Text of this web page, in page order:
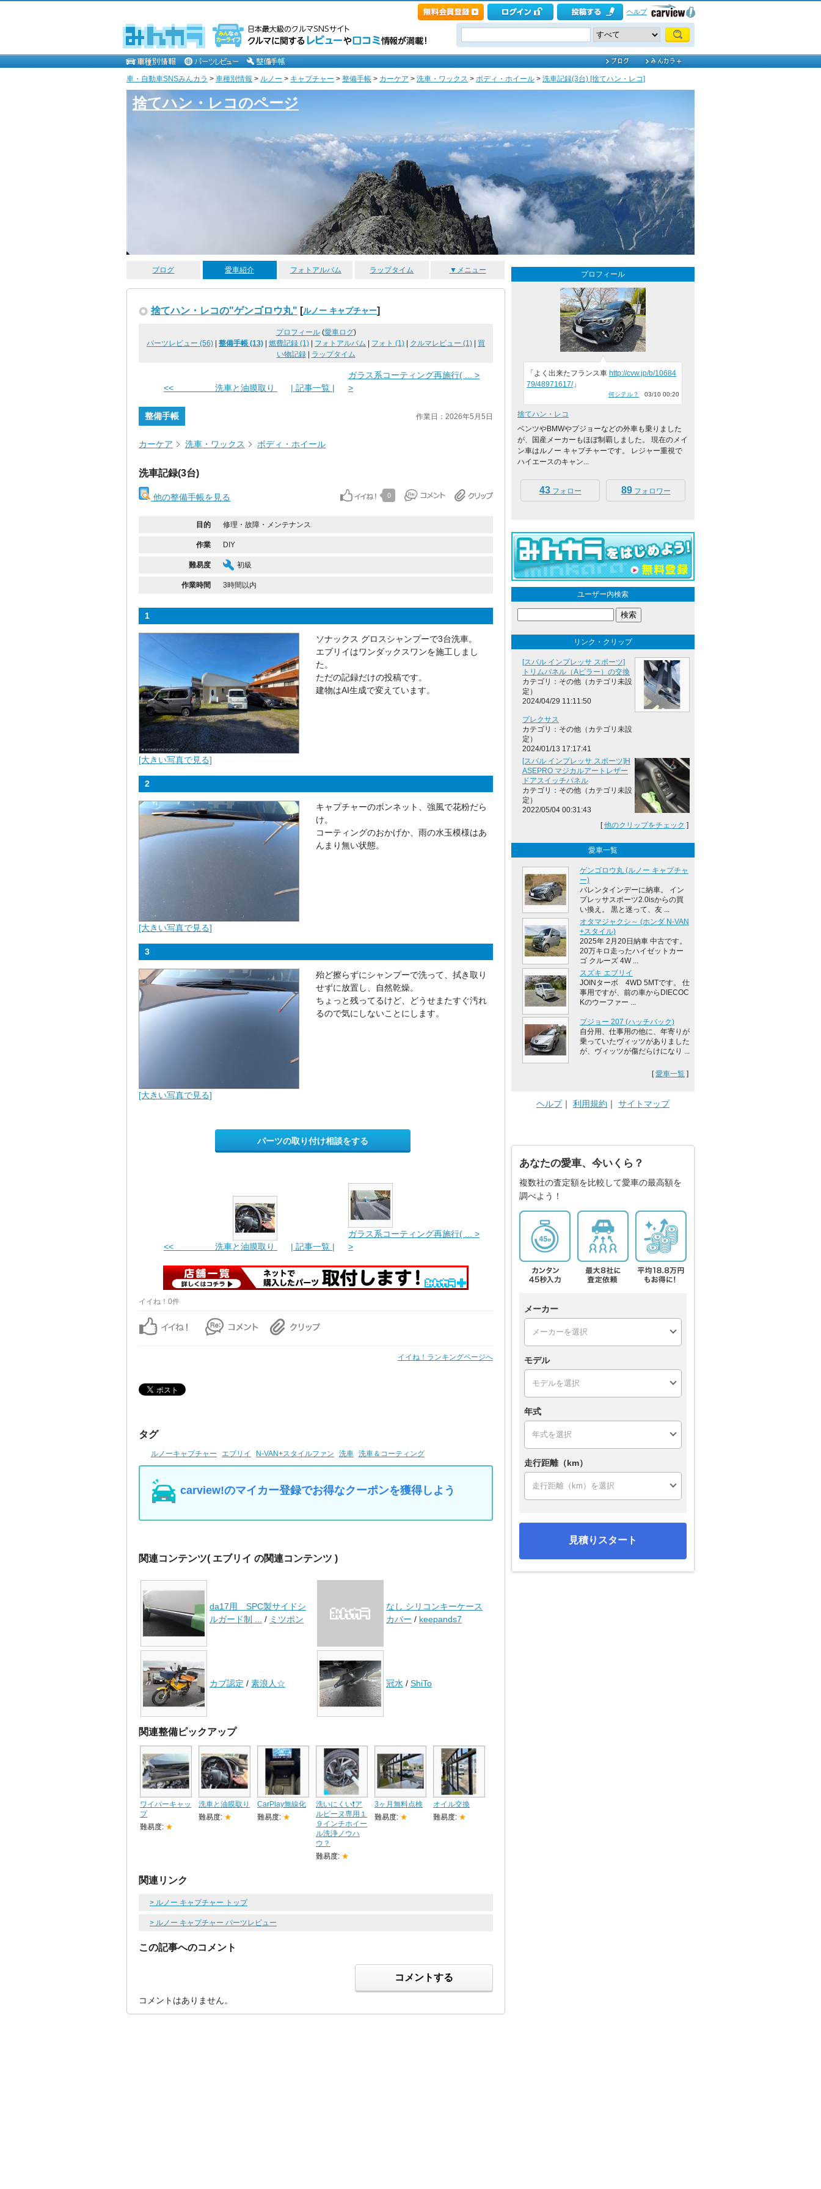
ヘルプ
車・自動車SNSみんカラ > 車種別情報 > ルノー > キャプチャー > 整備手帳 > カーケア > 洗車・ワックス > ボディ・ホイール > 洗車記録(3台) [捨てハン・レコ]
捨てハン・レコのページ
ブログ 愛車紹介 フォトアルバム ラップタイム ▼メニュー
捨てハン・レコの"ゲンゴロウ丸" [ルノー キャプチャー]
プロフィール(愛車ログ)
パーツレビュー (56)
整備手帳 (13) 燃費記録 (1) フォトアルバム フォト (1) クルマレビュー (1)
買
い物記録| ラップタイム
<< 洗車と油膜取り | 記事一覧 |
ガラス系コーティング再施行( ... >
>
整備手帳 作業日：2026年5月5日
カーケア 洗車・ワックス ボディ・ホイール
洗車記録(3台)
他の整備手帳を見る 0
目的 修理・故障・メンテナンス
作業 DIY
難易度 初級
作業時間 3時間以内
1
[大きい写真で見る]
ソナックス グロスシャンプーで3台洗車。
エブリイはワンダックスワンを施工しまし
た。
ただの記録だけの投稿です。
建物はAI生成で変えています。
2
[大きい写真で見る]
キャプチャーのボンネット、強風で花粉だら
け。
コーティングのおかげか、雨の水玉模様はあ
んまり無い状態。
3
[大きい写真で見る]
殆ど擦らずにシャンプーで洗って、拭き取り
せずに放置し、自然乾燥。
ちょっと残ってるけど、どうせまたすぐ汚れ
るので気にしないことにします。
パーツの取り付け相談をする
<< 洗車と油膜取り | 記事一覧 |
ガラス系コーティング再施行( ... >
>
イイね！0件
イイね！ランキングページへ
タグ
ルノーキャプチャー エブリイ N-VAN+スタイルファン 洗車 洗車＆コーティング
carview!のマイカー登録でお得なクーポンを獲得しよう
関連コンテンツ( エブリイ の関連コンテンツ )
da17用 SPC製サイドシ
ルガード制 ... / ミツポン
なし シリコンキーケース
カバー / keepands7
カブ認定 / 素浪人☆ 冠水 / ShiTo
関連整備ピックアップ
ワイパーキャッ
プ
難易度: ★
洗車と油膜取り
難易度: ★
CarPlay無線化
難易度: ★
洗いにくい❗ア
ルピーヌ専用１
９インチホイー
ル洗浄ノウハ
ウ？
難易度: ★
3ヶ月無料点検
難易度: ★
オイル交換
難易度: ★
関連リンク
> ルノー キャプチャー トップ
> ルノー キャプチャー パーツレビュー
この記事へのコメント
コメントする
コメントはありません。
プロフィール
「よく出来たフランス車 http://cvw.jp/b/10684
79/48971617/」
何シテル？ 03/10 00:20
捨てハン・レコ
ベンツやBMWやプジョーなどの外車も乗りました
が、国産メーカーもほぼ制覇しました。 現在のメイ
ン車はルノー キャプチャーです。 レジャー重視で
ハイエースのキャン...
43フォロー 89フォロワー
ユーザー内検索
リンク・クリップ
[スバル インプレッサ スポーツ]
トリムパネル（Aピラー）の交換
カテゴリ：その他（カテゴリ未設
定）
2024/04/29 11:11:50
プレクサス
カテゴリ：その他（カテゴリ未設
定）
2024/01/13 17:17:41
[スバル インプレッサ スポーツ]H
ASEPRO マジカルアートレザー
ドアスイッチパネル
カテゴリ：その他（カテゴリ未設
定）
2022/05/04 00:31:43
[他のクリップをチェック ]
愛車一覧
ゲンゴロウ丸 (ルノー キャプチャ
ー)
バレンタインデーに納車。 イン
プレッサスポーツ2.0isからの買
い換え。 黒と迷って、友 ...
オタマジャクシ～ (ホンダ N-VAN
+スタイル)
2025年 2月20日納車 中古です。
20万キロ走ったハイゼットカー
ゴ クルーズ 4W ...
スズキ エブリイ
JOINターボ 4WD 5MTです。 仕
事用ですが、前の車からDIECOC
Kのウーファー ...
プジョー 207 (ハッチバック)
自分用、仕事用の他に、年寄りが
乗っていたヴィッツがありました
が、ヴィッツが傷だらけになり ...
[愛車一覧 ]
ヘルプ｜ 利用規約 ｜ サイトマップ
あなたの愛車、今いくら？
複数社の査定額を比較して愛車の最高額を
調べよう！
メーカー
モデル
年式
走行距離（km）
見積りスタート